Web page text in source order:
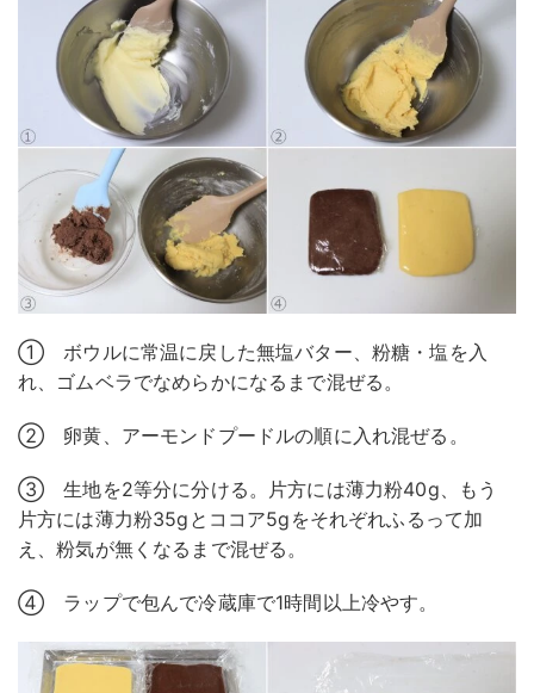
① ボウルに常温に戻した無塩バター、粉糖・塩を入
れ、ゴムベラでなめらかになるまで混ぜる。
② 卵黄、アーモンドプードルの順に入れ混ぜる。
③ 生地を2等分に分ける。片方には薄力粉40g、もう
片方には薄力粉35gとココア5gをそれぞれふるって加
え、粉気が無くなるまで混ぜる。
④ ラップで包んで冷蔵庫で1時間以上冷やす。